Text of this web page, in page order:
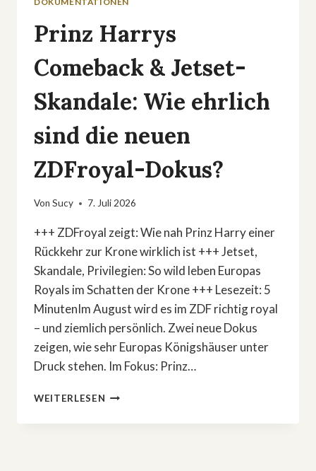
Prinz Harrys
Comeback & Jetset-
Skandale: Wie ehrlich
sind die neuen
ZDFroyal-Dokus?
Von Sucy 7. Juli 2026
+++ ZDFroyal zeigt: Wie nah Prinz Harry einer
Rückkehr zur Krone wirklich ist +++ Jetset,
Skandale, Privilegien: So wild leben Europas
Royals im Schatten der Krone +++ Lesezeit: 5
MinutenIm August wird es im ZDF richtig royal
– und ziemlich persönlich. Zwei neue Dokus
zeigen, wie sehr Europas Königshäuser unter
Druck stehen. Im Fokus: Prinz…
WEITERLESEN PRINZ
COMEBACK